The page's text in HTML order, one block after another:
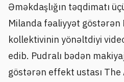
Əməkdaşlığın təqdimatı
Milanda fəaliyyət göstərən
kollektivinin yönəltdiyi
edib. Pudralı bədən
göstərən effekt ustası The